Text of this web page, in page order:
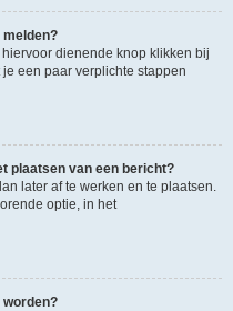
melden?
dienende knop klikken bij
een paar verplichte stappen
plaatsen van een bericht?
later af te werken en te plaatsen.
optie, in het